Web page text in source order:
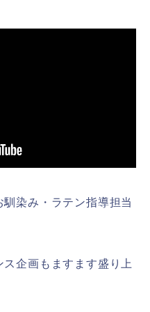
染み・ラテン指導担当
企画もますます盛り上